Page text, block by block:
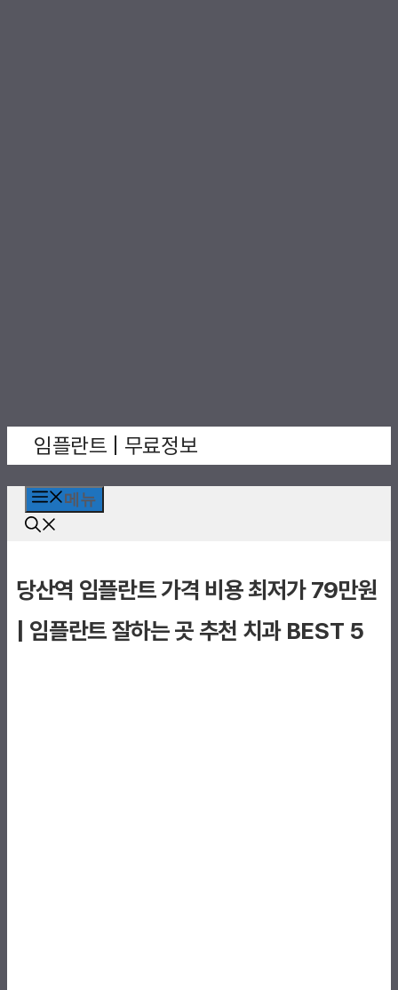
뛰
임플란트 | 무료정보
메뉴
당산역 임플란트 가격 비용 최저가 79만원
| 임플란트 잘하는 곳 추천 치과 BEST 5